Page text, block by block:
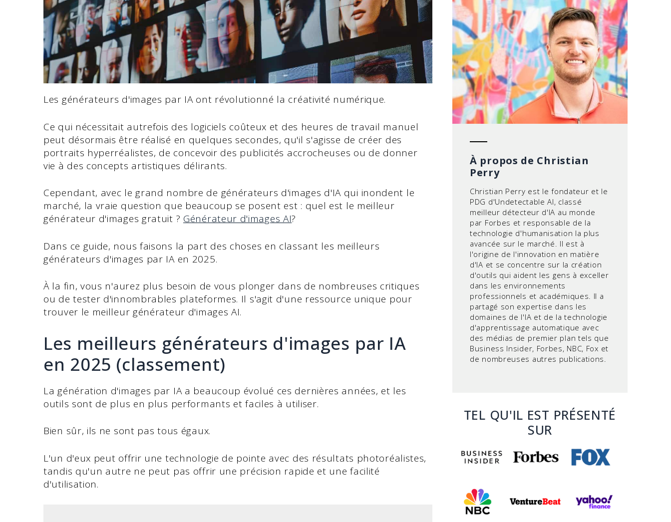
Les générateurs d'images par IA ont révolutionné la créativité numérique.
Ce qui nécessitait autrefois des logiciels coûteux et des heures de travail manuel
peut désormais être réalisé en quelques secondes, qu'il s'agisse de créer des
portraits hyperréalistes, de concevoir des publicités accrocheuses ou de donner
vie à des concepts artistiques délirants.
Cependant, avec le grand nombre de générateurs d'images d'IA qui inondent le
marché, la vraie question que beaucoup se posent est : quel est le meilleur
générateur d'images gratuit ? Générateur d'images AI?
Dans ce guide, nous faisons la part des choses en classant les meilleurs
générateurs d'images par IA en 2025.
À la fin, vous n'aurez plus besoin de vous plonger dans de nombreuses critiques
ou de tester d'innombrables plateformes. Il s'agit d'une ressource unique pour
trouver le meilleur générateur d'images AI.
Les meilleurs générateurs d'images par IA
en 2025 (classement)
La génération d'images par IA a beaucoup évolué ces dernières années, et les
outils sont de plus en plus performants et faciles à utiliser.
Bien sûr, ils ne sont pas tous égaux.
L'un d'eux peut offrir une technologie de pointe avec des résultats photoréalistes,
tandis qu'un autre ne peut pas offrir une précision rapide et une facilité
d'utilisation.
À propos de Christian
Perry
Christian Perry est le fondateur et le
PDG d'Undetectable AI, classé
meilleur détecteur d'IA au monde
par Forbes et responsable de la
technologie d'humanisation la plus
avancée sur le marché. Il est à
l'origine de l'innovation en matière
d'IA et se concentre sur la création
d'outils qui aident les gens à exceller
dans les environnements
professionnels et académiques. Il a
partagé son expertise dans les
domaines de l'IA et de la technologie
d'apprentissage automatique avec
des médias de premier plan tels que
Business Insider, Forbes, NBC, Fox et
de nombreuses autres publications.
TEL QU'IL EST PRÉSENTÉ
SUR